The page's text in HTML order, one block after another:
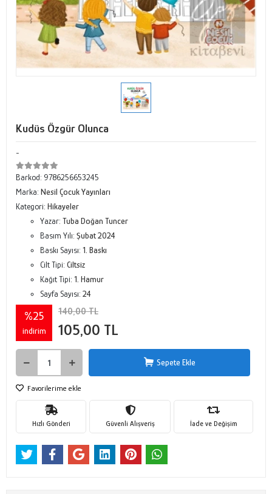
Kudüs Özgür Olunca
-
Barkod: 9786256653245
Marka: Nesil Çocuk Yayınları
Kategori: Hikayeler
Yazar: Tuba Doğan Tuncer
Basım Yılı: Şubat 2024
Baskı Sayısı: 1. Baskı
Cilt Tipi: Ciltsiz
Kağıt Tipi: 1. Hamur
Sayfa Sayısı: 24
%25
indirim
140,00 TL
105,00 TL
Sepete Ekle
Favorilerime ekle
Hızlı Gönderi Güvenli Alışveriş İade ve Değişim